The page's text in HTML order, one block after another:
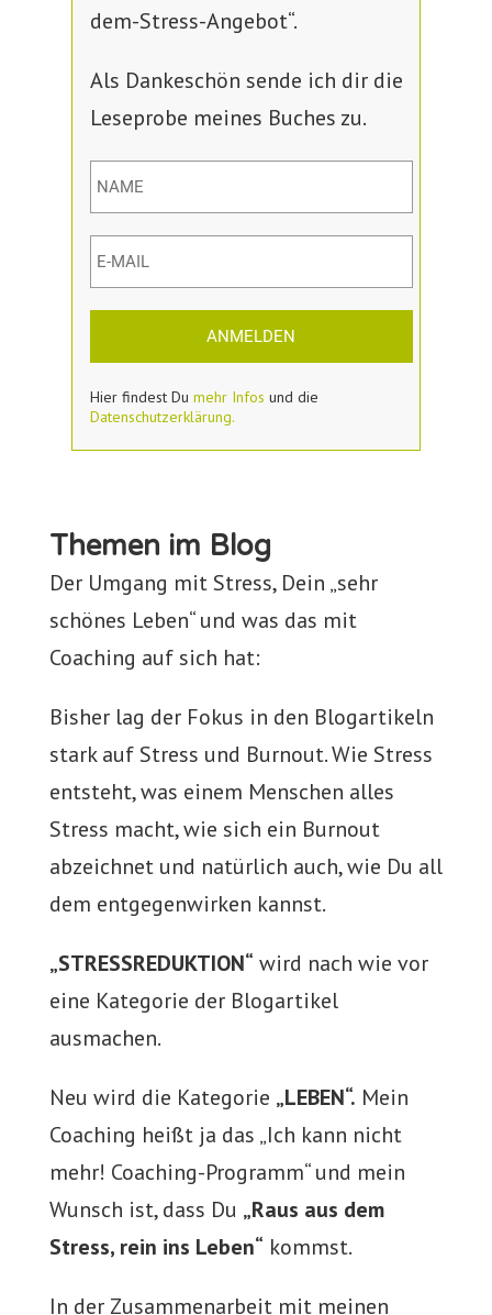
dem-Stress-Angebot“.
Als Dankeschön sende ich dir die
Leseprobe meines Buches zu.
ANMELDEN
Hier findest Du mehr Infos und die
Datenschutzerklärung.
Themen im Blog
Der Umgang mit Stress, Dein „sehr
schönes Leben“ und was das mit
Coaching auf sich hat:
Bisher lag der Fokus in den Blogartikeln
stark auf Stress und Burnout. Wie Stress
entsteht, was einem Menschen alles
Stress macht, wie sich ein Burnout
abzeichnet und natürlich auch, wie Du all
dem entgegenwirken kannst.
„STRESSREDUKTION“ wird nach wie vor
eine Kategorie der Blogartikel
ausmachen.
Neu wird die Kategorie „LEBEN“. Mein
Coaching heißt ja das „Ich kann nicht
mehr! Coaching-Programm“ und mein
Wunsch ist, dass Du „Raus aus dem
Stress, rein ins Leben“ kommst.
In der Zusammenarbeit mit meinen